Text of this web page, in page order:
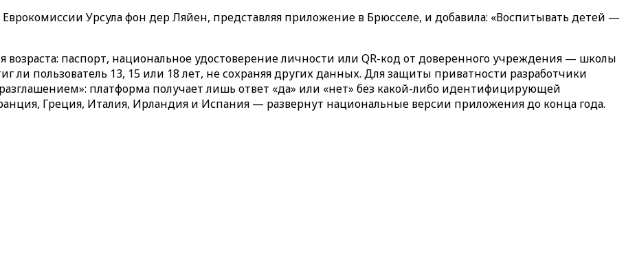
Еврокомиссии Урсула фон дер Ляйен, представляя приложение в Брюсселе, и добавила: «Воспитывать детей —
паспорт, национальное удостоверение личности или QR-код от доверенного учреждения — школы
ли пользователь 13, 15 или 18 лет, не сохраняя других данных. Для защиты приватности разработчики
платформа получает лишь ответ «да» или «нет» без какой-либо идентифицирующей
Греция, Италия, Ирландия и Испания — развернут национальные версии приложения до конца года.